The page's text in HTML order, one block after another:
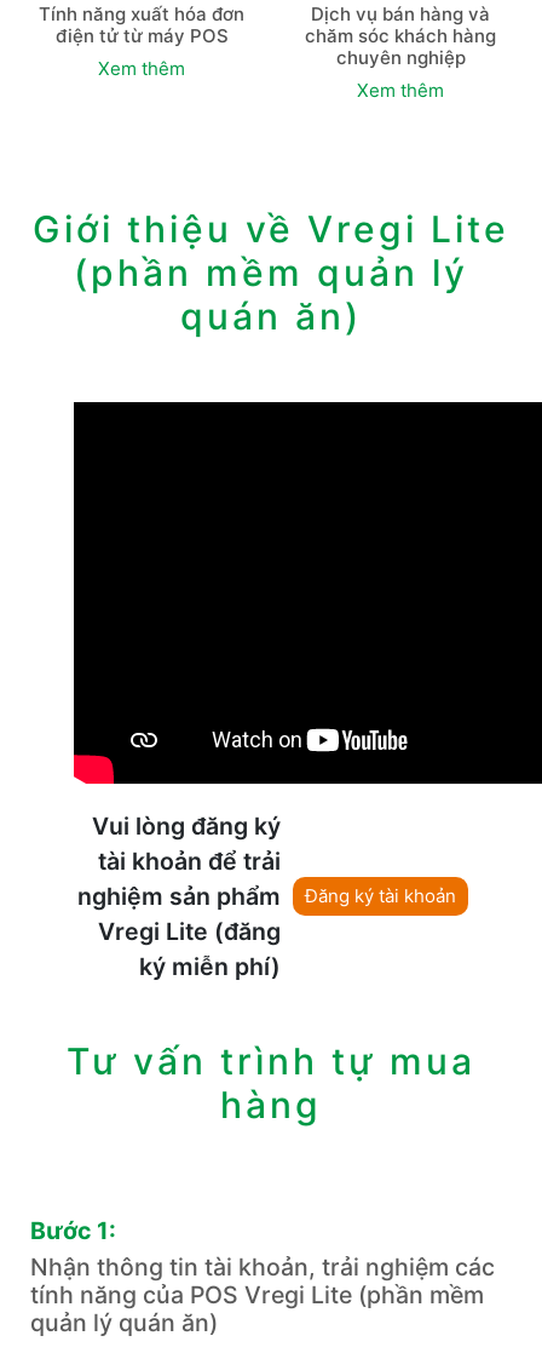
Tính năng xuất hóa đơn
điện tử từ máy POS
Xem thêm
Dịch vụ bán hàng và
chăm sóc khách hàng
chuyên nghiệp
Xem thêm
Giới thiệu về Vregi Lite
(phần mềm ​quản lý
quán ăn)
Vui lòng đăng ký
tài khoản để trải
nghiệm sản phẩm
Vregi Lite (đăng
ký miễn phí)
Đăng ký tài khoản
Tư vấn trình tự mua
hàng
Bước 1:
Nhận thông tin tài khoản, trải nghiệm các
tính năng của POS Vregi Lite (phần mềm ​
quản lý quán ăn)